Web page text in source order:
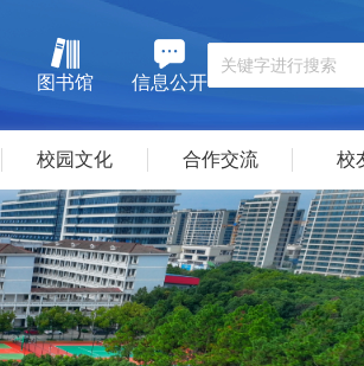
图书馆 信息公开
校园文化 合作交流 校